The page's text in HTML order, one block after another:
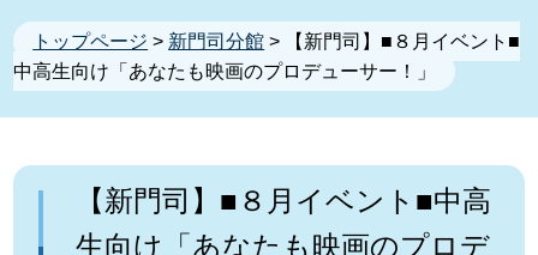
トップページ > 新門司分館 > 【新門司】■８月イベント■
中高生向け「あなたも映画のプロデューサー！」
【新門司】■８月イベント■中高
生向け「あなたも映画のプロデ